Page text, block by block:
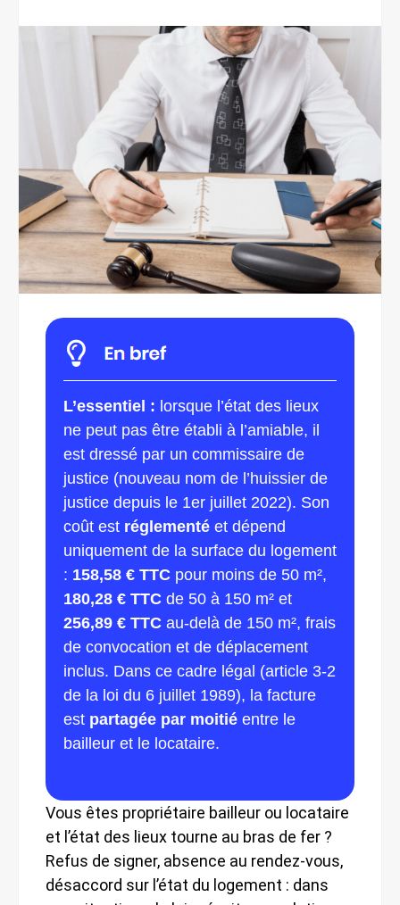
L’essentiel : lorsque l’état des lieux
ne peut pas être établi à l’amiable, il
est dressé par un commissaire de
justice (nouveau nom de l’huissier de
justice depuis le 1er juillet 2022). Son
coût est réglementé et dépend
uniquement de la surface du logement
: 158,58 € TTC pour moins de 50 m²,
180,28 € TTC de 50 à 150 m² et
256,89 € TTC au-delà de 150 m², frais
de convocation et de déplacement
inclus. Dans ce cadre légal (article 3-2
de la loi du 6 juillet 1989), la facture
est partagée par moitié entre le
bailleur et le locataire.
Vous êtes propriétaire bailleur ou locataire
et l’état des lieux tourne au bras de fer ?
Refus de signer, absence au rendez-vous,
désaccord sur l’état du logement : dans